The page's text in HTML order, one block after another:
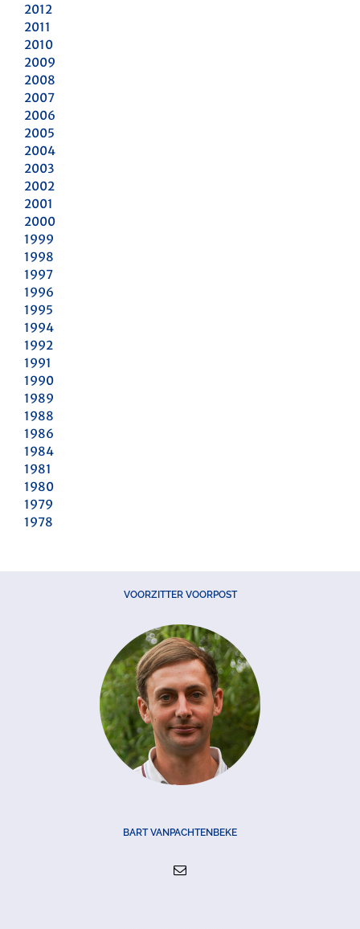
2012
2011
2010
2009
2008
2007
2006
2005
2004
2003
2002
2001
2000
1999
1998
1997
1996
1995
1994
1992
1991
1990
1989
1988
1986
1984
1981
1980
1979
1978
VOORZITTER VOORPOST
BART VANPACHTENBEKE